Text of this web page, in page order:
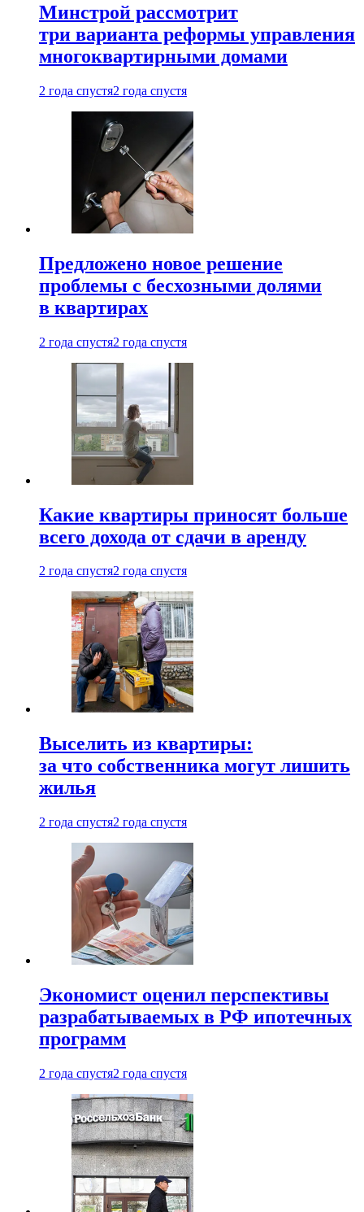
Минстрой рассмотрит
три варианта реформы управления
многоквартирными домами
2 года спустя2 года спустя
Предложено новое решение
проблемы с бесхозными долями
в квартирах
2 года спустя2 года спустя
Какие квартиры приносят больше
всего дохода от сдачи в аренду
2 года спустя2 года спустя
Выселить из квартиры:
за что собственника могут лишить
жилья
2 года спустя2 года спустя
Экономист оценил перспективы
разрабатываемых в РФ ипотечных
программ
2 года спустя2 года спустя